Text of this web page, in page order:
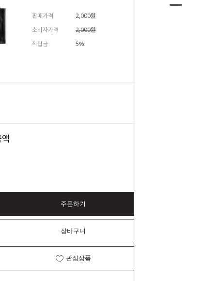
판매가격
2,000원
소비자가격
2,000원
적립금
5%
주문하기
장바구니
관심상품